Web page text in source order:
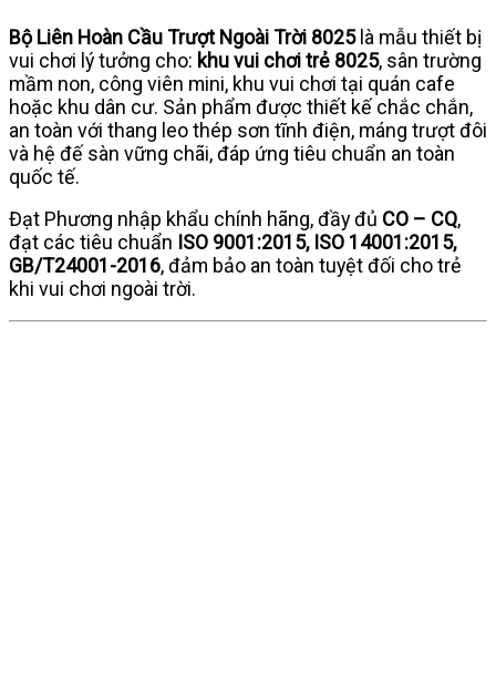
Bộ Liên Hoàn Cầu Trượt Ngoài Trời 8025là mẫu thiết bị
vui chơi lý tưởng cho: khu vui chơi trẻ 8025, sân trường
mầm non, công viên mini, khu vui chơi tại quán cafe
hoặc khu dân cư. Sản phẩm được thiết kế chắc chắn,
an toàn với thang leo thép sơn tĩnh điện, máng trượt đôi
và hệ đế sàn vững chãi, đáp ứng tiêu chuẩn an toàn
quốc tế.
Đạt Phương nhập khẩu chính hãng, đầy đủ CO – CQ,
đạt các tiêu chuẩn ISO 9001:2015, ISO 14001:2015,
GB/T24001-2016, đảm bảo an toàn tuyệt đối cho trẻ
khi vui chơi ngoài trời.